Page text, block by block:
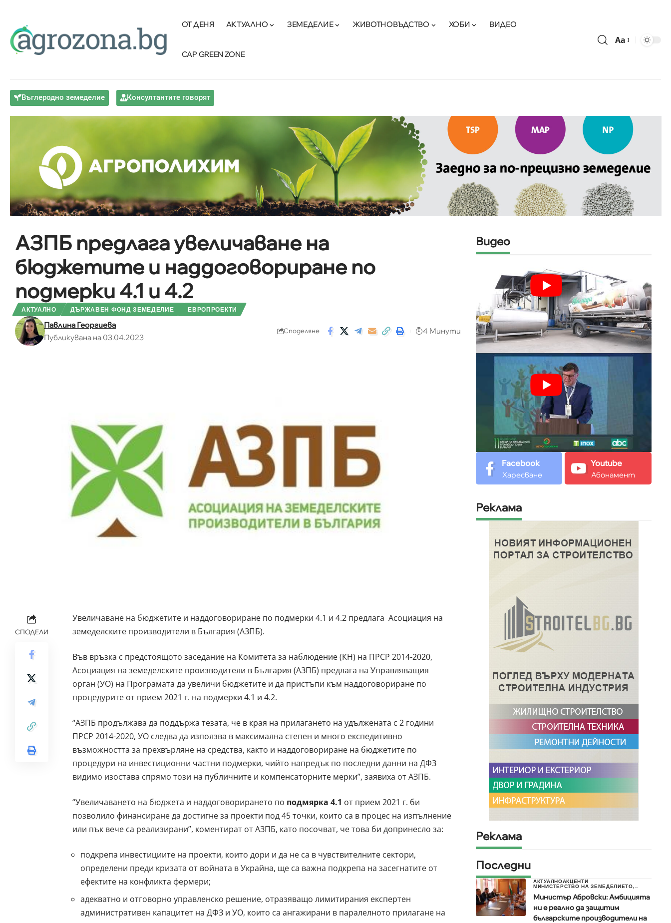
ОТ ДЕНЯ АКТУАЛНО ЗЕМЕДЕЛИЕ ЖИВОТНОВЪДСТВО ХОБИ ВИДЕО
CAP GREEN ZONE
Aa
Въглеродно земеделие Консултантите говорят
АЗПБ предлага увеличаване на
бюджетите и наддоговориране по
подмерки 4.1 и 4.2
АКТУАЛНО ДЪРЖАВЕН ФОНД ЗЕМЕДЕЛИЕ ЕВРОПРОЕКТИ
Павлина Георгиева
Публикувана на 03.04.2023
Споделяне 4 Минути
СПОДЕЛИ
Увеличаване на бюджетите и наддоговориране по подмерки 4.1 и 4.2 предлага Асоциация на
земеделските производители в България (АЗПБ).
Във връзка с предстоящото заседание на Комитета за наблюдение (КН) на ПРСР 2014-2020,
Асоциация на земеделските производители в България (АЗПБ) предлага на Управляващия
орган (УО) на Програмата да увеличи бюджетите и да пристъпи към наддоговориране по
процедурите от прием 2021 г. на подмерки 4.1 и 4.2.
“АЗПБ продължава да поддържа тезата, че в края на прилагането на удължената с 2 години
ПРСР 2014-2020, УО следва да използва в максимална степен и много експедитивно
възможността за прехвърляне на средства, както и наддоговориране на бюджетите по
процедури на инвестиционни частни подмерки, чийто напредък по последни данни на ДФЗ
видимо изостава спрямо този на публичните и компенсаторните мерки”, заявиха от АЗПБ.
“Увеличаването на бюджета и наддоговорирането по подмярка 4.1 от прием 2021 г. би
позволило финансиране да достигне за проекти под 45 точки, които са в процес на изпълнение
или пък вече са реализирани”, коментират от АЗПБ, като посочват, че това би допринесло за:
подкрепа инвестициите на проекти, които дори и да не са в чувствителните сектори,
определени преди кризата от войната в Украйна, ще са важна подкрепа на засегнатите от
ефектите на конфликта фермери;
адекватно и отговорно управленско решение, отразяващо лимитирания експертен
административен капацитет на ДФЗ и УО, които са ангажирани в паралелното прилагане на
Видео
Facebook
Харесване
Youtube
Абонамент
Реклама
Реклама
Последни
АКТУАЛНОАКЦЕНТИ
МИНИСТЕРСТВО НА ЗЕМЕДЕЛИЕТО,...
Министър Абровски: Амбицията
ни е реално да защитим
българските производители на